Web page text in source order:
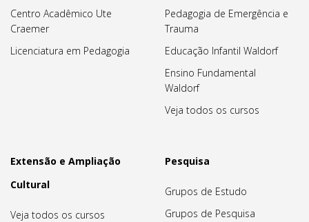
Centro Acadêmico Ute
Craemer
Licenciatura em Pedagogia
Pedagogia de Emergência e
Trauma
Educação Infantil Waldorf
Ensino Fundamental
Waldorf
Veja todos os cursos
Extensão e Ampliação
Cultural
Veja todos os cursos
Pesquisa
Grupos de Estudo
Grupos de Pesquisa